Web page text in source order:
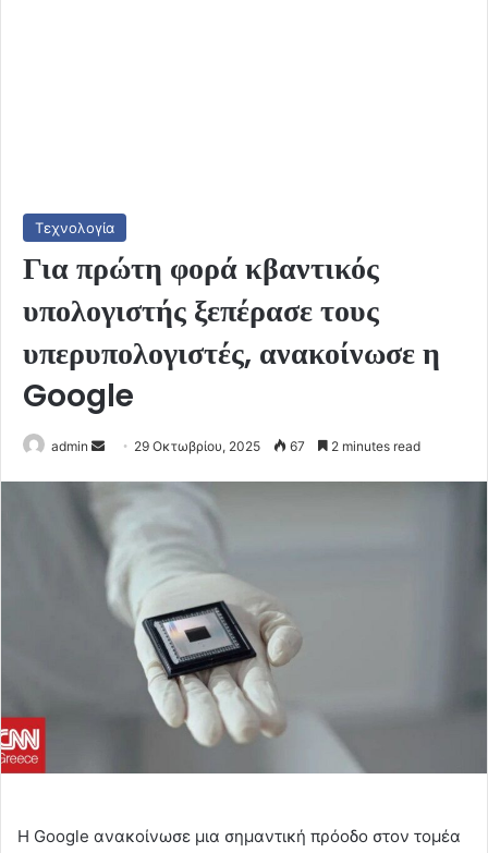
Τεχνολογία
Για πρώτη φορά κβαντικός
υπολογιστής ξεπέρασε τους
υπερυπολογιστές, ανακοίνωσε η
Google
admin
Send 29 Οκτωβρίου, 2025 67 2 minutes read
Η Google ανακοίνωσε μια σημαντική πρόοδο στον τομέα